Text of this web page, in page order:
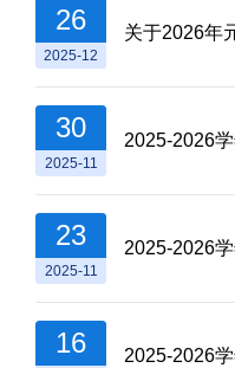
26
2025-12
关于2026年
30
2025-11
2025-2026
23
2025-11
2025-2026
16 2025-2026